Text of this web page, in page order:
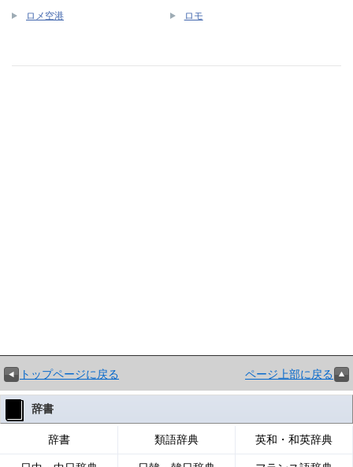
ロメ空港 ロモ
トップページに戻る ページ上部に戻る
辞書
辞書 類語辞典 英和・和英辞典